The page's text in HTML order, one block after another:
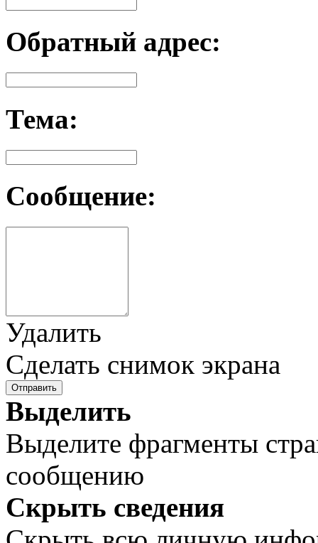
Обратный адрес:
Тема:
Сообщение:
Удалить
Сделать снимок экрана
Отправить
Выделить
Выделите фрагменты
сообщению
Скрыть сведения